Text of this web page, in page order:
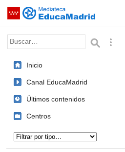
Saltar navegación
Palabra o frase:
Inicio
Canal EducaMadrid
Últimos contenidos
Centros